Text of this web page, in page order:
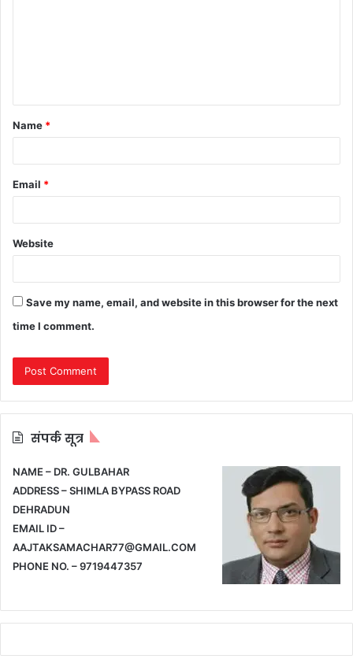
t
*
Name *
Email *
Website
Save my name, email, and website in this browser for the next
time I comment.
संपर्क सूत्र
NAME – DR. GULBAHAR
ADDRESS – SHIMLA BYPASS ROAD
DEHRADUN
EMAIL ID –
AAJTAKSAMACHAR77@GMAIL.COM
PHONE NO. – 9719447357